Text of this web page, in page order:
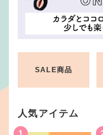
SALE商品
人気アイテム